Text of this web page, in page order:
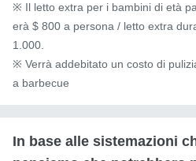
※ Il letto extra per i bambini di età
erà $ 800 a persona / letto extra
1.000.
※ Verrà addebitato un costo di
a barbecue
In base alle sistemazioni